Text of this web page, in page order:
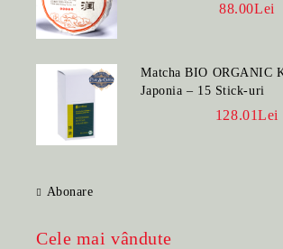
88.00Lei
Matcha BIO ORGANIC
Japonia – 15 Stick-uri
128.01Lei
Abonare
Cele mai vândute